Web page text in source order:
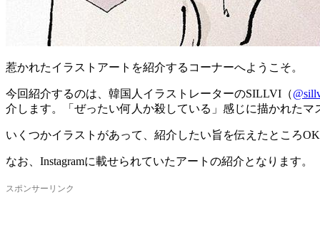
惹かれたイラストアートを紹介するコーナーへようこそ。
今回紹介するのは、韓国人イラストレーターのSILLVI（
介します。「ぜったい何人か殺している」感じに描かれた
いくつかイラストがあって、紹介したい旨を伝えたところ
なお、Instagramに載せられていたアートの紹介となります。